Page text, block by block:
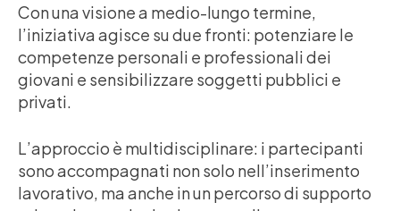
Con una visione a medio-lungo termine,
l’iniziativa agisce su due fronti: potenziare le
competenze personali e professionali dei
giovani e sensibilizzare soggetti pubblici e
privati.
L’approccio è multidisciplinare: i partecipanti
sono accompagnati non solo nell’inserimento
lavorativo, ma anche in un percorso di supporto